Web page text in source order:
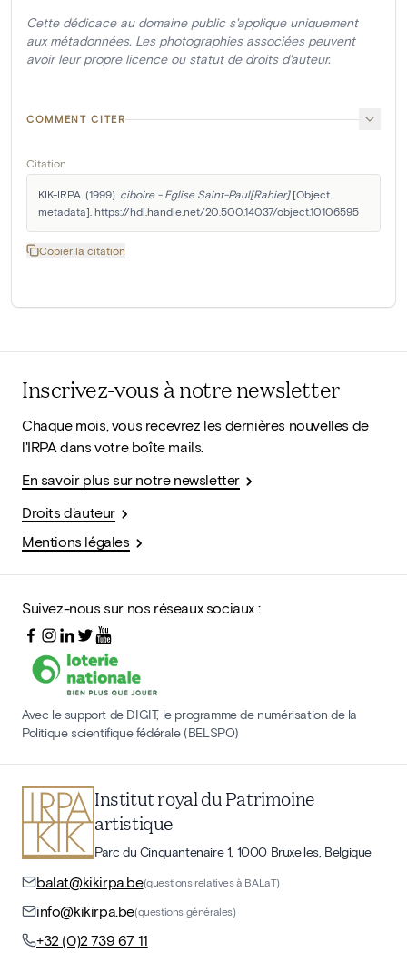
Cette dédicace au domaine public s'applique uniquement
aux métadonnées. Les photographies associées peuvent
avoir leur propre licence ou statut de droits d'auteur.
COMMENT CITER
Citation
KIK-IRPA. (1999). ciboire - Eglise Saint-Paul[Rahier] [Object
metadata]. https://hdl.handle.net/20.500.14037/object.10106595
Copier la citation
Inscrivez-vous à notre newsletter
Chaque mois, vous recevrez les dernières nouvelles de
l'IRPA dans votre boîte mails.
En savoir plus sur notre newsletter
Droits d'auteur
Mentions légales
Suivez-nous sur nos réseaux sociaux :
Avec le support de DIGIT, le programme de numérisation de la
Politique scientifique fédérale (BELSPO)
Institut royal du Patrimoine
artistique
Parc du Cinquantenaire 1, 1000 Bruxelles, Belgique
balat@kikirpa.be(questions relatives à BALaT)
info@kikirpa.be(questions générales)
+32 (0)2 739 67 11